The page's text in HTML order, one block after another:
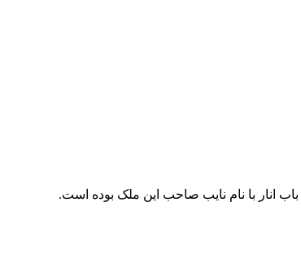
انار با نام نایب صاحب این ملک بوده است.